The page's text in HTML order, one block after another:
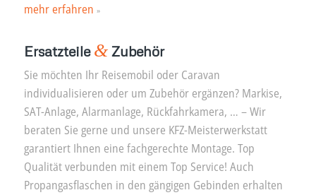
mehr erfahren »
Ersatzteile &Zubehör
Sie möchten Ihr Reisemobil oder Caravan
individualisieren oder um Zubehör ergänzen? Markise,
SAT-Anlage, Alarmanlage, Rückfahrkamera, … – Wir
beraten Sie gerne und unsere KFZ-Meisterwerkstatt
garantiert Ihnen eine fachgerechte Montage. Top
Qualität verbunden mit einem Top Service! Auch
Propangasflaschen in den gängigen Gebinden erhalten